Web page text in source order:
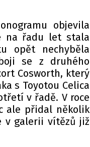
objevila
na řadu let stala
opět nechyběla
se z druhého
Cosworth, který
s Toyotou Celica
v řadě. V roce
ale přidal několik
v galerii vítězů již